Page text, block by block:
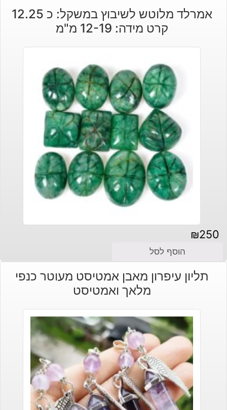
אמרלד מלוטש לשיבוץ במשקל: כ 12.25
קרט מידה: 12-19 מ"מ
₪250
הוסף לסל
תליון עיפרון מאבן אמטיסט מעוטר כנפי
מלאך ואמטיסט